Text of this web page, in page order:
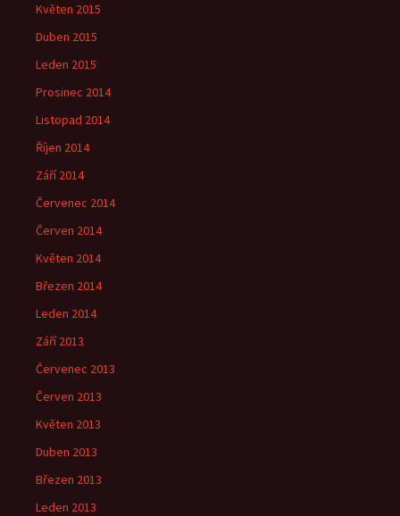
Květen 2015
Duben 2015
Leden 2015
Prosinec 2014
Listopad 2014
Říjen 2014
Září 2014
Červenec 2014
Červen 2014
Květen 2014
Březen 2014
Leden 2014
Září 2013
Červenec 2013
Červen 2013
Květen 2013
Duben 2013
Březen 2013
Leden 2013